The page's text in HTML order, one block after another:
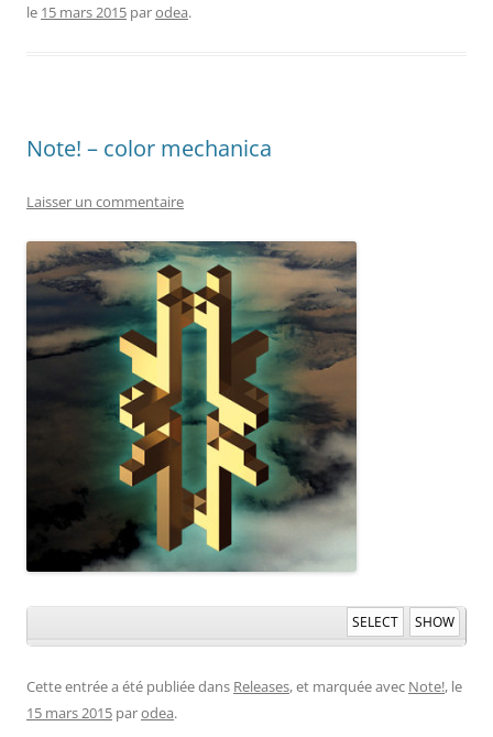
le 15 mars 2015 parodea.
Note! – color mechanica
Laisser un commentaire
SELECT SHOW
Cette entrée a été publiée dans Releases, et marquée avec Note!, le
15 mars 2015 parodea.